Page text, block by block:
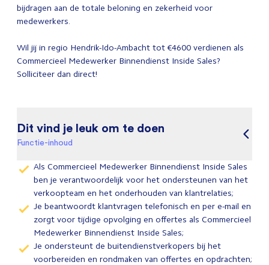
bijdragen aan de totale beloning en zekerheid voor
medewerkers.
Wil jij in regio Hendrik-Ido-Ambacht tot €4600 verdienen als
Commercieel Medewerker Binnendienst Inside Sales?
Solliciteer dan direct!
Dit vind je leuk om te doen
Functie-inhoud
Als Commercieel Medewerker Binnendienst Inside Sales
ben je verantwoordelijk voor het ondersteunen van het
verkoopteam en het onderhouden van klantrelaties;
Je beantwoordt klantvragen telefonisch en per e-mail en
zorgt voor tijdige opvolging en offertes als Commercieel
Medewerker Binnendienst Inside Sales;
Je ondersteunt de buitendienstverkopers bij het
voorbereiden en rondmaken van offertes en opdrachten;